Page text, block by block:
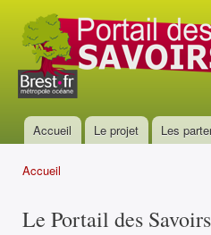
Portail
des
savoirs
Menu principal
Accueil Le projet Les
Accueil
Le Portail des